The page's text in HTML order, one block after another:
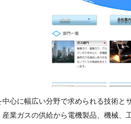
中心に幅広い分野で求められる技術と
産業ガスの供給から電機製品、機械、